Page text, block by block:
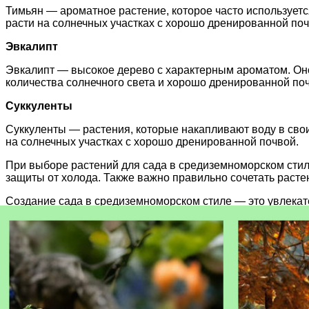
Тимьян — ароматное растение, которое часто
расти на солнечных участках с хорошо дренированной
Эвкалипт
Эвкалипт — высокое дерево с характерным ароматом.
количества солнечного света и хорошо дренированной
Суккуленты
Суккуленты — растения, которые накапливают воду в
на солнечных участках с хорошо дренированной почвой.
При выборе растений для сада в средиземноморском
защиты от холода. Также важно правильно сочетать
Создание сада в средиземноморском стиле — это
Статьи